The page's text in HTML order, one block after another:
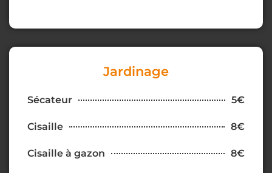
Jardinage
Sécateur 5€
Cisaille 8€
Cisaille à gazon 8€